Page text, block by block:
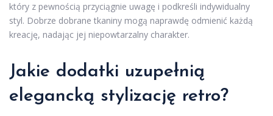
który z pewnością przyciągnie uwagę i podkreśli indywidualny
styl. Dobrze dobrane tkaniny mogą naprawdę odmienić każdą
kreację, nadając jej niepowtarzalny charakter.
Jakie dodatki uzupełnią
elegancką stylizację retro?